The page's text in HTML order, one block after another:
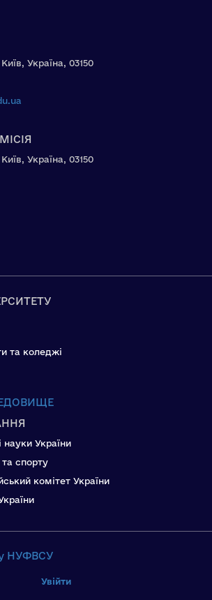
Україна, 03150
Україна, 03150
та коледжі
науки України
та спорту
комітет України
НУФВСУ
Увійти